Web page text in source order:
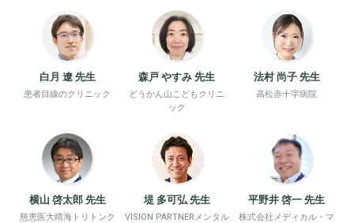
白月 遼 先生
患者目線のクリニック
森戸 やすみ 先生
どうかん山こどもクリニ
ック
法村 尚子 先生
高松赤十字病院
横山 啓太郎 先生
慈恵医大晴海トリトンク
堤 多可弘 先生
VISION PARTNERメンタル
平野井 啓一 先生
株式会社メディカル・マ